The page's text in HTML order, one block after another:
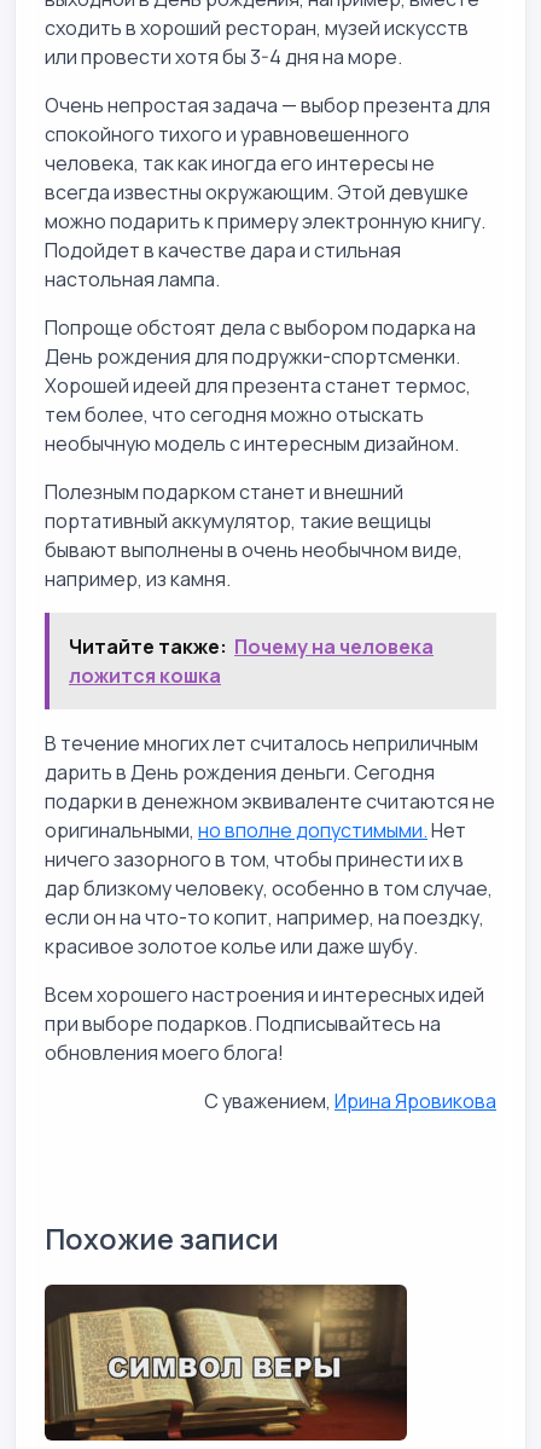
сходить в хороший ресторан, музей искусств
или провести хотя бы 3-4 дня на море.
Очень непростая задача — выбор презента для
спокойного тихого и уравновешенного
человека, так как иногда его интересы не
всегда известны окружающим. Этой девушке
можно подарить к примеру электронную книгу.
Подойдет в качестве дара и стильная
настольная лампа.
Попроще обстоят дела с выбором подарка на
День рождения для подружки-спортсменки.
Хорошей идеей для презента станет термос,
тем более, что сегодня можно отыскать
необычную модель с интересным дизайном.
Полезным подарком станет и внешний
портативный аккумулятор, такие вещицы
бывают выполнены в очень необычном виде,
например, из камня.
Читайте также: Почему на человека
ложится кошка
В течение многих лет считалось неприличным
дарить в День рождения деньги. Сегодня
подарки в денежном эквиваленте считаются не
оригинальными, но вполне допустимыми.Нет
ничего зазорного в том, чтобы принести их в
дар близкому человеку, особенно в том случае,
если он на что-то копит, например, на поездку,
красивое золотое колье или даже шубу.
Всем хорошего настроения и интересных идей
при выборе подарков. Подписывайтесь на
обновления моего блога!
С уважением, Ирина Яровикова
Похожие записи